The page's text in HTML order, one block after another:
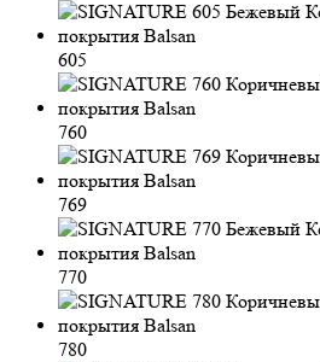
605
760
769
770
780